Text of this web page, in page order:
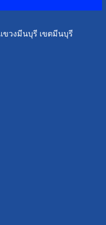
วงมีนบุรี เขตมีนบุรี